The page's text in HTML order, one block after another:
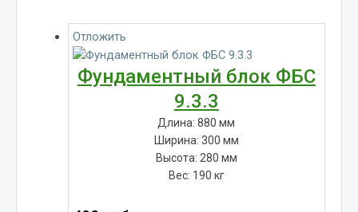
Отложить
Фундаментный блок ФБС
9.3.3
Длина: 880 мм
Ширина: 300 мм
Высота: 280 мм
Вес: 190 кг